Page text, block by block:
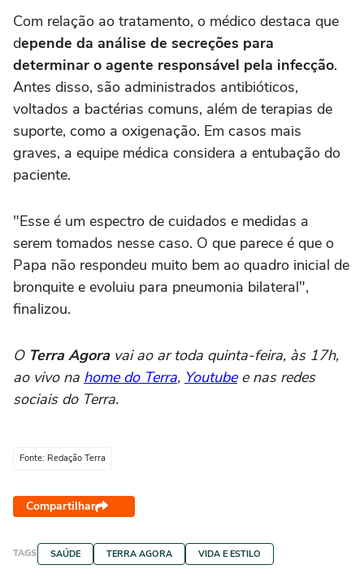
Com relação ao tratamento, o médico destaca que
depende da análise de secreções para
determinar o agente responsável pela infecção.
Antes disso, são administrados antibióticos,
voltados a bactérias comuns, além de terapias de
suporte, como a oxigenação. Em casos mais
graves, a equipe médica considera a entubação do
paciente.
"Esse é um espectro de cuidados e medidas a
serem tomados nesse caso. O que parece é que o
Papa não respondeu muito bem ao quadro inicial de
bronquite e evoluiu para pneumonia bilateral",
finalizou.
O Terra Agoravai ao ar toda quinta-feira, às 17h,
ao vivo na home do Terra, Youtubee nas redes
sociais do Terra.
Fonte: Redação Terra
Compartilhar
TAGS SAÚDE TERRA AGORA VIDA E ESTILO